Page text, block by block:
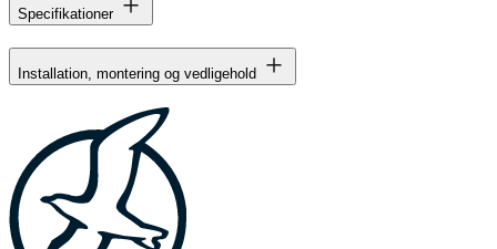
Specifikationer
Installation, montering og vedligehold